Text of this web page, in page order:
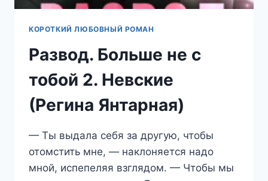
КОРОТКИЙ ЛЮБОВНЫЙ РОМАН
Развод. Больше не с
тобой 2. Невские
(Регина Янтарная)
— Ты выдала себя за другую, чтобы
отомстить мне, — наклоняется надо
мной, испепеляя взглядом. — Чтобы мы